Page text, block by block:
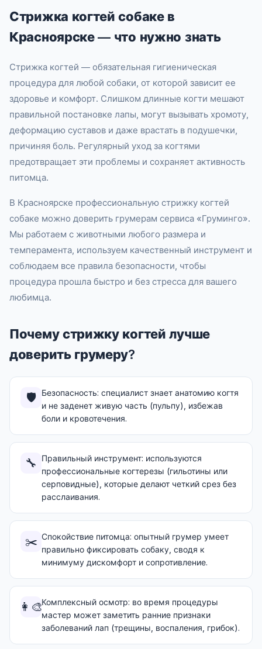
Стрижка когтей собаке в
Красноярске — что нужно знать
Стрижка когтей — обязательная гигиеническая
процедура для любой собаки, от которой зависит ее
здоровье и комфорт. Слишком длинные когти мешают
правильной постановке лапы, могут вызывать хромоту,
деформацию суставов и даже врастать в подушечки,
причиняя боль. Регулярный уход за когтями
предотвращает эти проблемы и сохраняет активность
питомца.
В Красноярске профессиональную стрижку когтей
собаке можно доверить грумерам сервиса «Груминго».
Мы работаем с животными любого размера и
темперамента, используем качественный инструмент и
соблюдаем все правила безопасности, чтобы
процедура прошла быстро и без стресса для вашего
любимца.
Почему стрижку когтей лучше
доверить грумеру?
🛡️
Безопасность: специалист знает анатомию когтя
и не заденет живую часть (пульпу), избежав
боли и кровотечения.
🔧
Правильный инструмент: используются
профессиональные когтерезы (гильотины или
серповидные), которые делают четкий срез без
расслаивания.
✂️ Спокойствие питомца: опытный грумер умеет
правильно фиксировать собаку, сводя к
минимуму дискомфорт и сопротивление.
👩‍🎨Комплексный осмотр: во время процедуры
мастер может заметить ранние признаки
заболеваний лап (трещины, воспаления, грибок).